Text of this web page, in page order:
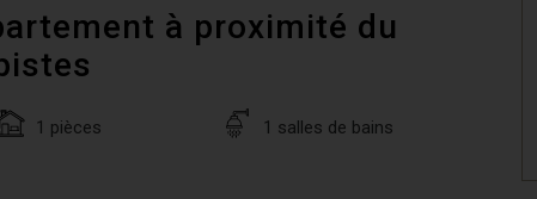
à proximité du
1 pièces 1 salles de bains